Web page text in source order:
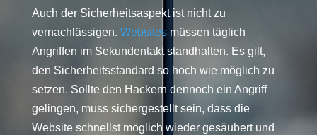
Auch der Sicherheitsaspekt ist nicht zu
vernachlässigen. Websitesmüssen täglich
Angriffen im Sekundentakt standhalten. Es gilt,
den Sicherheitsstandard so hoch wie möglich zu
setzen. Sollte den Hackern dennoch ein Angriff
gelingen, muss sichergestellt sein, dass die
Website schnellst möglich wieder gesäubert und